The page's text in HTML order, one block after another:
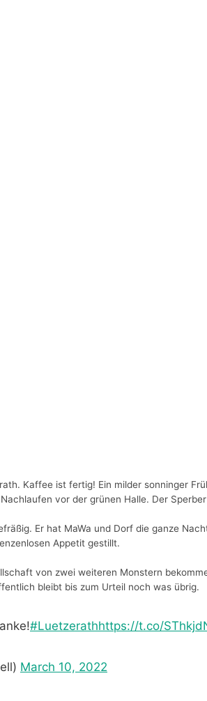
Kaffee ist fertig! Ein milder sonninger
vor der grünen Halle. Der
Er hat MaWa und Dorf die ganze
Appetit gestillt.
von zwei weiteren Monstern
bleibt bis zum Urteil noch was übrig.
#Luetzerathhttps://t.co/
March 10, 2022